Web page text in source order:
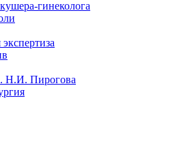
гинеколога
Н.И. Пирогова